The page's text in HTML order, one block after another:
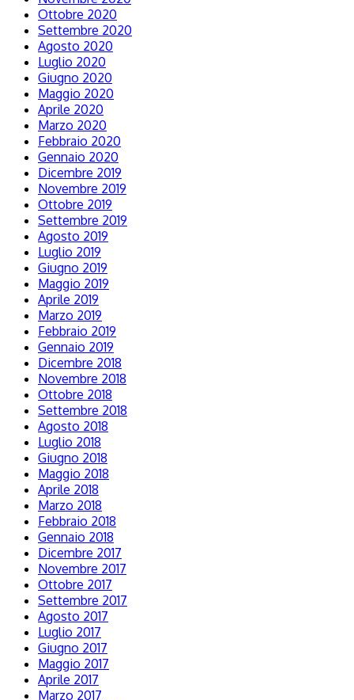
Ottobre 2020
Settembre 2020
Agosto 2020
Luglio 2020
Giugno 2020
Maggio 2020
Aprile 2020
Marzo 2020
Febbraio 2020
Gennaio 2020
Dicembre 2019
Novembre 2019
Ottobre 2019
Settembre 2019
Agosto 2019
Luglio 2019
Giugno 2019
Maggio 2019
Aprile 2019
Marzo 2019
Febbraio 2019
Gennaio 2019
Dicembre 2018
Novembre 2018
Ottobre 2018
Settembre 2018
Agosto 2018
Luglio 2018
Giugno 2018
Maggio 2018
Aprile 2018
Marzo 2018
Febbraio 2018
Gennaio 2018
Dicembre 2017
Novembre 2017
Ottobre 2017
Settembre 2017
Agosto 2017
Luglio 2017
Giugno 2017
Maggio 2017
Aprile 2017
Marzo 2017